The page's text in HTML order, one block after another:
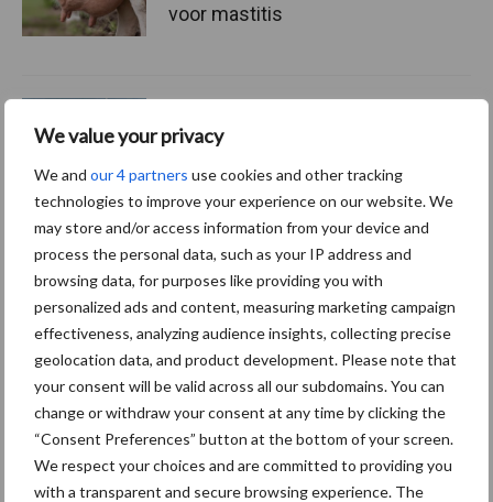
We value your privacy
We and our 4 partners use cookies and other tracking
technologies to improve your experience on our website. We
may store and/or access information from your device and
process the personal data, such as your IP address and
browsing data, for purposes like providing you with
personalized ads and content, measuring marketing campaign
effectiveness, analyzing audience insights, collecting precise
geolocation data, and product development. Please note that
your consent will be valid across all our subdomains. You can
change or withdraw your consent at any time by clicking the
“Consent Preferences” button at the bottom of your screen.
We respect your choices and are committed to providing you
with a transparent and secure browsing experience. The
voor mastitis
marktaandeel groeien in
markt
Themapagina's
Diergezondheid Bemesting Fokkerij
Compost Dierlijke mest